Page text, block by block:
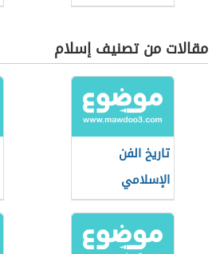
مقالات من تصنيف إسلام
تاريخ الفن
الإسلامي